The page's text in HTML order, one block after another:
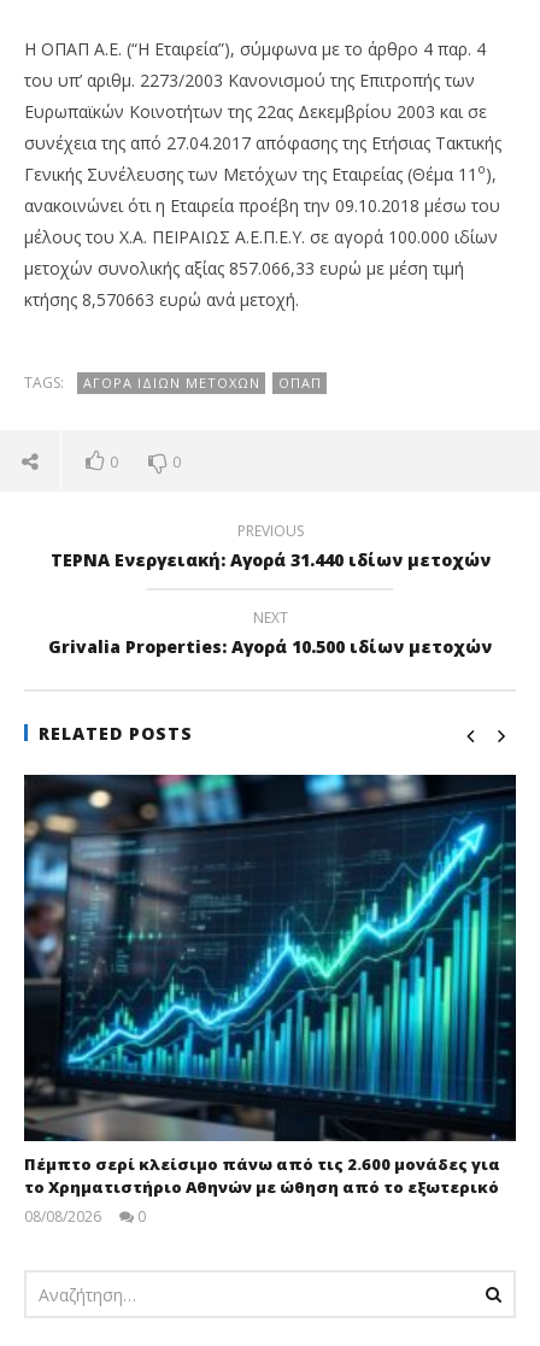
NOW VIEWING
ΟΠΑΠ: Αγορά 100.000 ιδίων μετοχών
10/10/2018
H ΟΠΑΠ Α.Ε. (“Η Εταιρεία”), σύμφωνα με το άρθρο 4 παρ. 4
του υπ’ αριθμ. 2273/2003 Κανονισμού της Επιτροπής των
Ευρωπαϊκών Κοινοτήτων της 22ας Δεκεμβρίου 2003 και σε
συνέχεια της από 27.04.2017 απόφασης της Ετήσιας Τακτικής
Γενικής Συνέλευσης των Μετόχων της Εταιρείας (Θέμα 11 ο),
ανακοινώνει ότι η Εταιρεία προέβη την 09.10.2018 μέσω του
μέλους του Χ.Α. ΠΕΙΡΑΙΩΣ Α.Ε.Π.Ε.Υ. σε αγορά 100.000 ιδίων
μετοχών συνολικής αξίας 857.066,33 ευρώ με μέση τιμή
κτήσης 8,570663 ευρώ ανά μετοχή.
TAGS: ΑΓΟΡΆ ΙΔΊΩΝ ΜΕΤΟΧΏΝ ΟΠΑΠ
0 0
PREVIOUS
ΤΕΡΝΑ Ενεργειακή: Αγορά 31.440 ιδίων μετοχών
NEXT
Grivalia Properties: Αγορά 10.500 ιδίων μετοχών
RELATED POSTS
Πέμπτο σερί κλείσιμο πάνω από τις 2.600 μονάδες για
το Χρηματιστήριο Αθηνών με ώθηση από το εξωτερικό
08/08/2026
0